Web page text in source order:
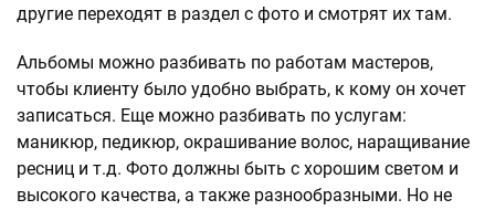
другие переходят в раздел с фото и смотрят их там.
Альбомы можно разбивать по работам мастеров,
чтобы клиенту было удобно выбрать, к кому он хочет
записаться. Еще можно разбивать по услугам:
маникюр, педикюр, окрашивание волос, наращивание
ресниц и т.д. Фото должны быть с хорошим светом и
высокого качества, а также разнообразными. Но не